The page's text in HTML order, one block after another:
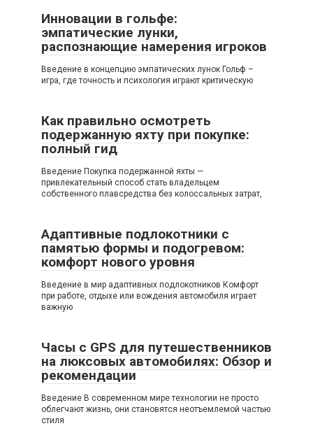
Инновации в гольфе:
эмпатические лунки,
распознающие намерения игроков
Введение в концепцию эмпатических лунок Гольф –
игра, где точность и психология играют критическую
Как правильно осмотреть
подержанную яхту при покупке:
полный гид
Введение Покупка подержанной яхты —
привлекательный способ стать владельцем
собственного плавсредства без колоссальных затрат,
Адаптивные подлокотники с
памятью формы и подогревом:
комфорт нового уровня
Введение в мир адаптивных подлокотников Комфорт
при работе, отдыхе или вождения автомобиля играет
важную
Часы с GPS для путешественников
на люксовых автомобилях: Обзор и
рекомендации
Введение В современном мире технологии не просто
облегчают жизнь, они становятся неотъемлемой частью
стиля